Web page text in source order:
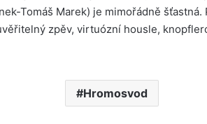
Tomáš Marek) je mimořádně
zpěv, virtuózní housle,
Hromosvod